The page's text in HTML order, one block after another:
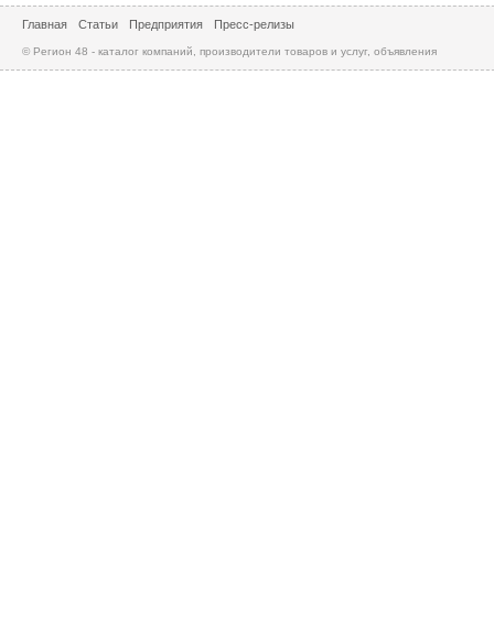
Главная Статьи Предприятия Пресс-релизы
© Регион 48 - каталог компаний, производители товаров и услуг, объявления